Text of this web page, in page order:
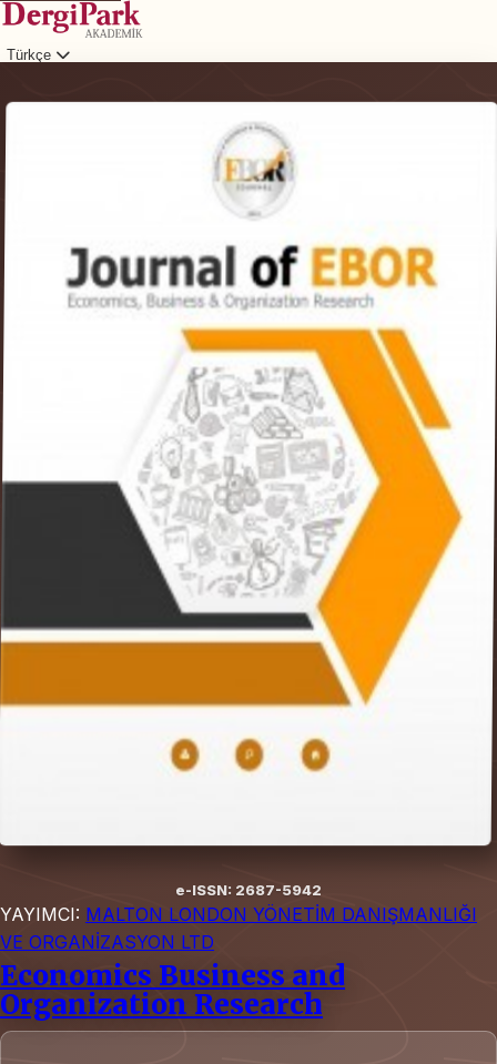
Türkçe
e-ISSN: 2687-5942
YAYIMCI: MALTON LONDON YÖNETİM DANIŞMANLIĞI
VE ORGANİZASYON LTD
Economics Business and
Organization Research